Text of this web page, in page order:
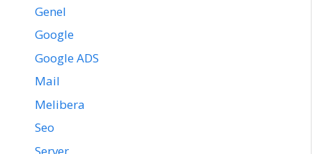
Genel
Google
Google ADS
Mail
Melibera
Seo
Server